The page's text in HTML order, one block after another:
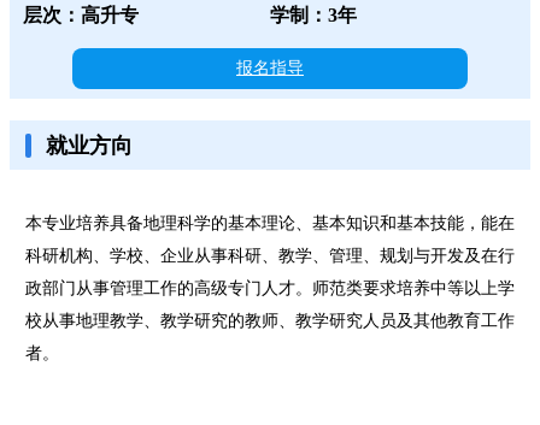
层次：高升专
学制：3年
报名指导
就业方向
本专业培养具备地理科学的基本理论、基本知识和基本技能，能在
科研机构、学校、企业从事科研、教学、管理、规划与开发及在行
政部门从事管理工作的高级专门人才。师范类要求培养中等以上学
校从事地理教学、教学研究的教师、教学研究人员及其他教育工作
者。